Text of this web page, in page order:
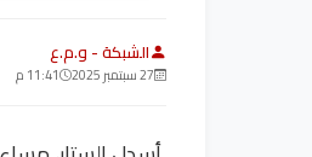
الشبكة - و.م.ع
27 سبتمبر 2025 11:41 م